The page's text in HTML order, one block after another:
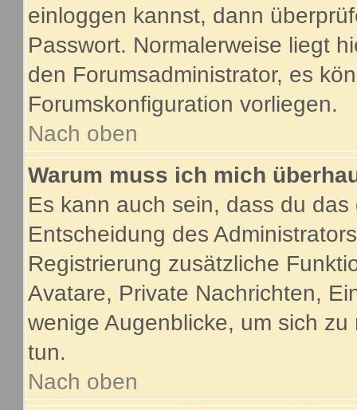
einloggen kannst, dann
Passwort. Normalerweise liegt
den Forumsadministrator, es
Forumskonfiguration vorliegen.
Nach oben
Warum muss ich mich
Es kann auch sein, dass du
Entscheidung des
Registrierung zusätzliche
Avatare, Private Nachrichten,
wenige Augenblicke, um sich
tun.
Nach oben